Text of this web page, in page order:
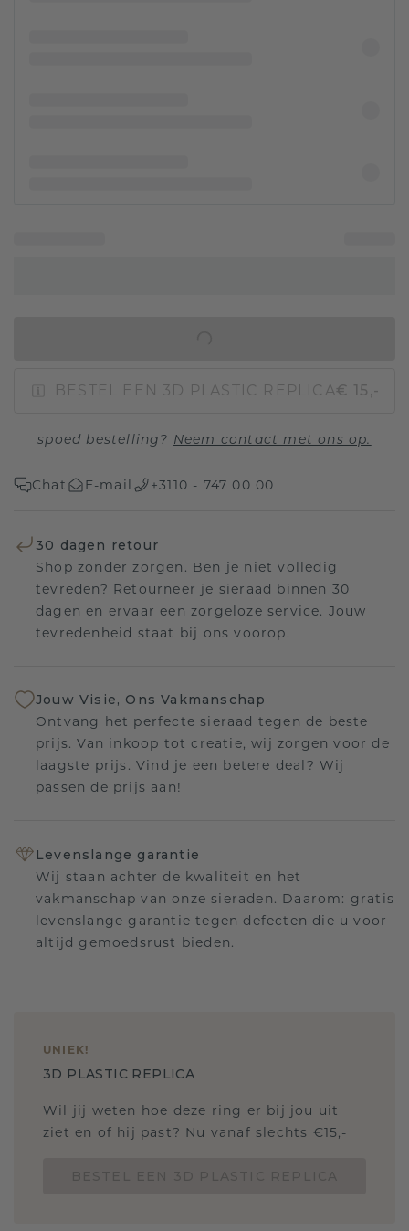
BESTEL EEN 3D PLASTIC REPLICA€ 15,-
spoed bestelling? Neem contact met ons op.
Chat E-mail +3110 - 747 00 00
30 dagen retour
Shop zonder zorgen. Ben je niet volledig
tevreden? Retourneer je sieraad binnen 30
dagen en ervaar een zorgeloze service. Jouw
tevredenheid staat bij ons voorop.
Jouw Visie, Ons Vakmanschap
Ontvang het perfecte sieraad tegen de beste
prijs. Van inkoop tot creatie, wij zorgen voor de
laagste prijs. Vind je een betere deal? Wij
passen de prijs aan!
Levenslange garantie
Wij staan achter de kwaliteit en het
vakmanschap van onze sieraden. Daarom: gratis
levenslange garantie tegen defecten die u voor
altijd gemoedsrust bieden.
UNIEK!
3D PLASTIC REPLICA
Wil jij weten hoe deze ring er bij jou uit
ziet en of hij past? Nu vanaf slechts €15,-